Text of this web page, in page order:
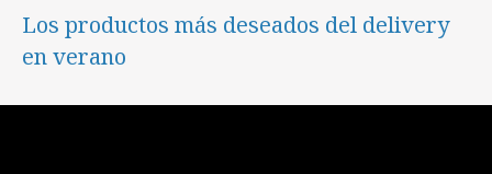
Los productos más deseados del delivery
en verano